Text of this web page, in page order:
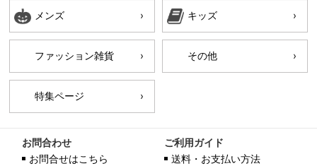
メンズ キッズ
ファッション雑貨 その他
特集ページ
お問合わせ
お問合せはこちら
ご利用ガイド
送料・お支払い方法